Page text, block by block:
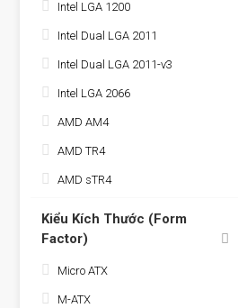
Intel LGA 1200
Intel Dual LGA 2011
Intel Dual LGA 2011-v3
Intel LGA 2066
AMD AM4
AMD TR4
AMD sTR4
Kiểu Kích Thước (Form
Factor)
Micro ATX
M-ATX